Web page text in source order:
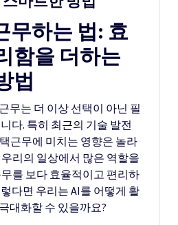
무하는 법: 효
함을 더하는
법
무는 더 이상 선택이 아닌 필
다. 특히 최근의 기술 발전
근무에 미치는 영향은 놀라
리의 일상에서 많은 역할을
를 보다 효율적이고 편리하
다면 우리는 AI를 어떻게 활
대화할 수 있을까요?